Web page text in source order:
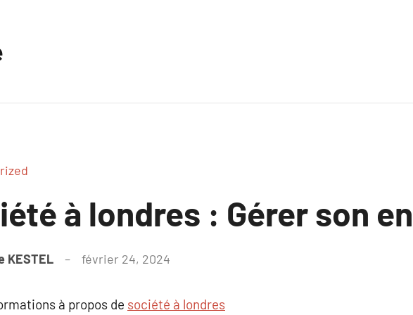
à londres : Gérer son
KESTEL février 24, 2024
à propos de société à londres